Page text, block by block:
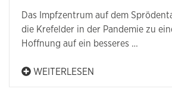
Das Impfzentrum auf dem
die Krefelder in der Pandemie zu
Hoffnung auf ein besseres …
WEITERLESEN